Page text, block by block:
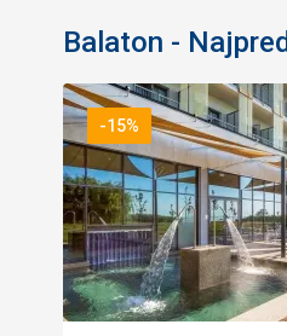
Balaton -
-15%